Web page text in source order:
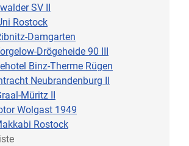
SV II
Rostock
Damgarten
Drögeheide 90 III
Binz-Therme Rügen
Neubrandenburg II
Müritz II
Wolgast 1949
Rostock